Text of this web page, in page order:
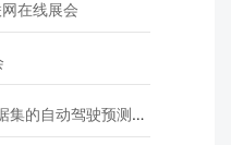
在线展会
动驾驶预测模型挑战赛